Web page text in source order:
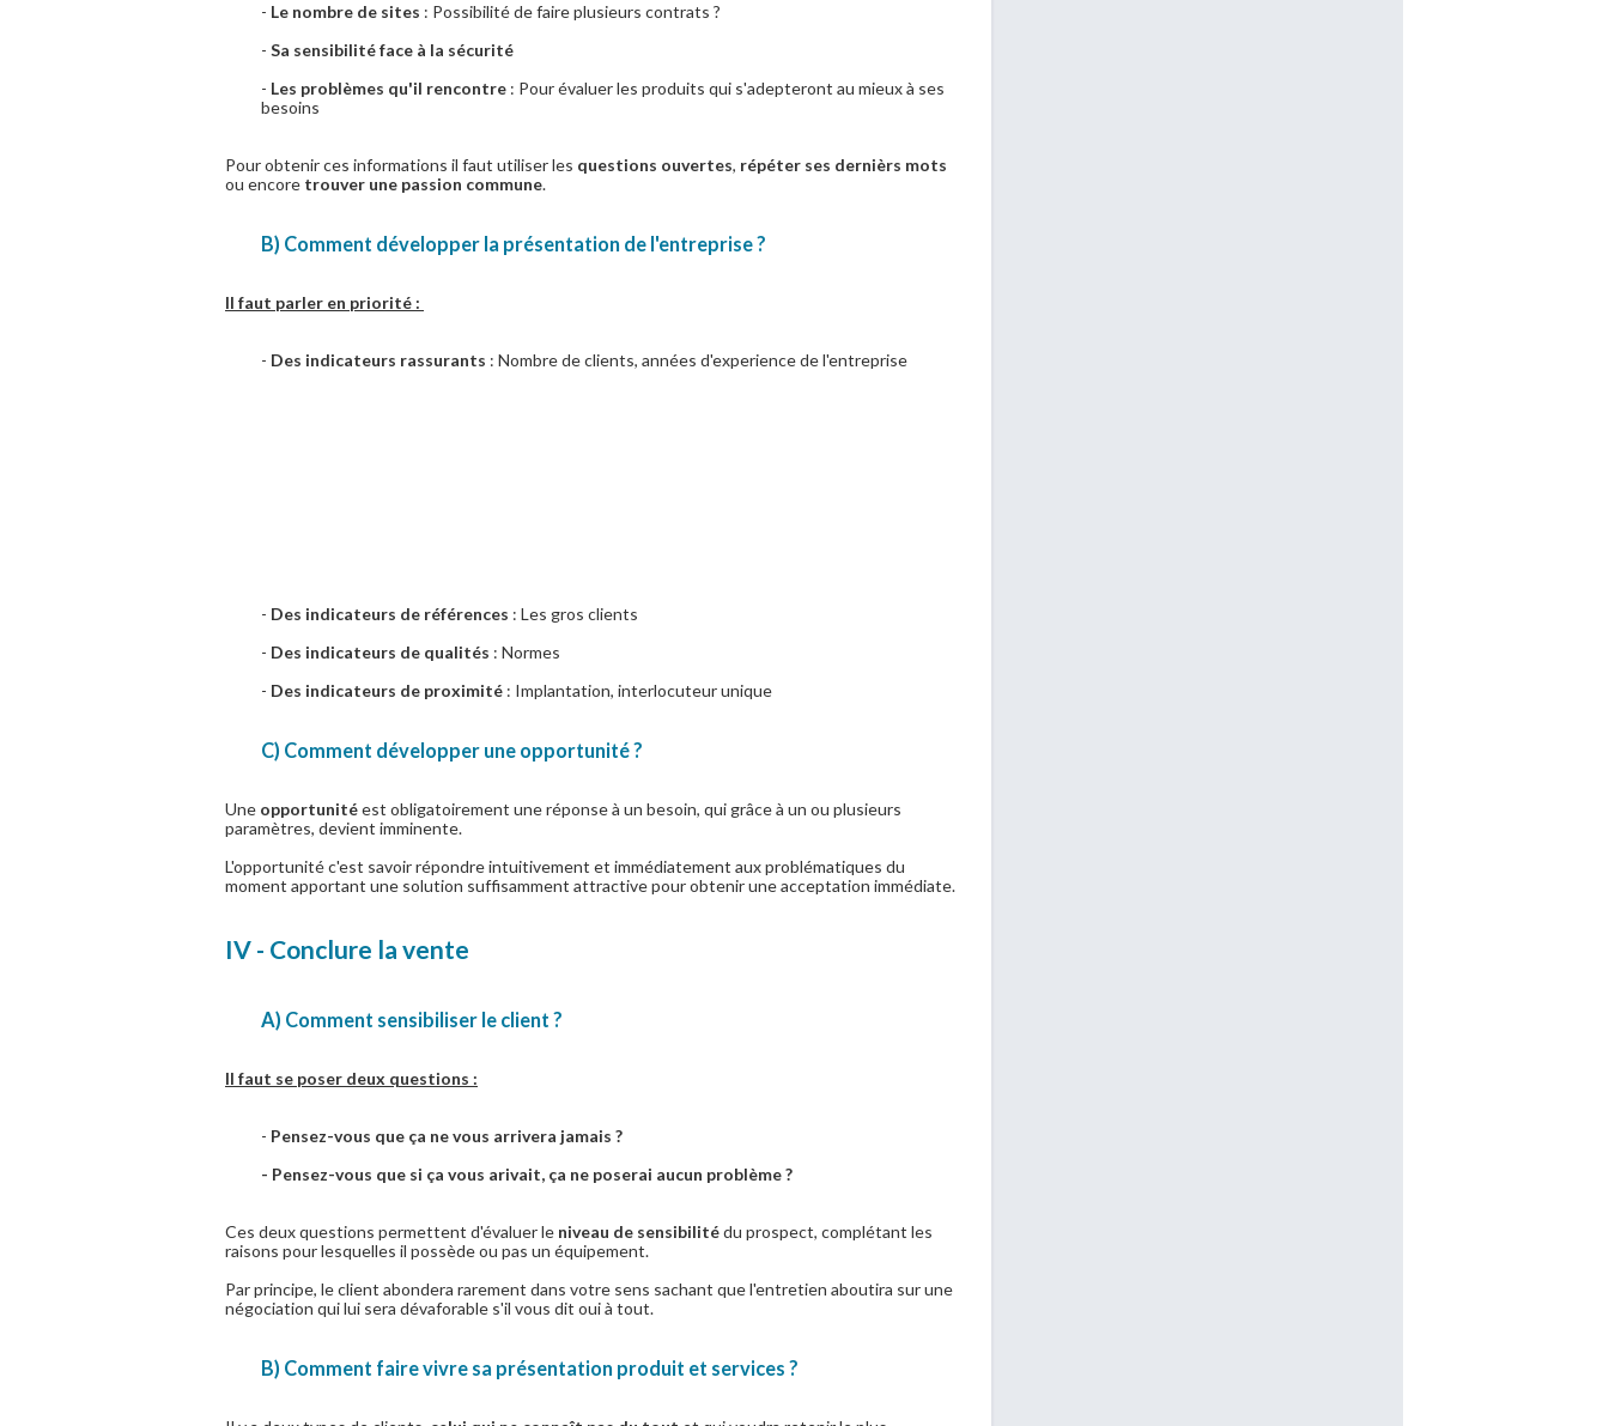
- Le nombre de sites : Possibilité de faire plusieurs contrats ?
- Sa sensibilité face à la sécurité
- Les problèmes qu'il rencontre : Pour évaluer les produits qui s'adepteront au mieux à ses
besoins
Pour obtenir ces informations il faut utiliser les questions ouvertes, répéter ses dernièrs mots
ou encore trouver une passion commune.
B) Comment développer la présentation de l'entreprise ?
Il faut parler en priorité :
- Des indicateurs rassurants : Nombre de clients, années d'experience de l'entreprise
- Des indicateurs de références : Les gros clients
- Des indicateurs de qualités : Normes
- Des indicateurs de proximité : Implantation, interlocuteur unique
C) Comment développer une opportunité ?
Une opportunitéest obligatoirement une réponse à un besoin, qui grâce à un ou plusieurs
paramètres, devient imminente.
L'opportunité c'est savoir répondre intuitivement et immédiatement aux problématiques du
moment apportant une solution suffisamment attractive pour obtenir une acceptation immédiate.
IV - Conclure la vente
A) Comment sensibiliser le client ?
Il faut se poser deux questions :
- Pensez-vous que ça ne vous arrivera jamais ?
- Pensez-vous que si ça vous arivait, ça ne poserai aucun problème ?
Ces deux questions permettent d'évaluer le niveau de sensibilitédu prospect, complétant les
raisons pour lesquelles il possède ou pas un équipement.
Par principe, le client abondera rarement dans votre sens sachant que l'entretien aboutira sur une
négociation qui lui sera dévaforable s'il vous dit oui à tout.
B) Comment faire vivre sa présentation produit et services ?